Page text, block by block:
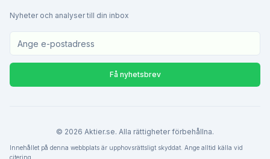
Nyheter och analyser till din inbox
Få nyhetsbrev
© 2026 Aktier.se. Alla rättigheter förbehållna.
Innehållet på denna webbplats är upphovsrättsligt skyddat. Ange alltid källa vid
citering.